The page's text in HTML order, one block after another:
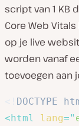
script van 1 KB
Core Web
op je live
worden vanaf
toevoegen aan
DOCTYPE
<html lang="